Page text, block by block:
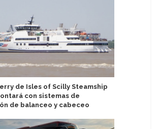
de Isles of Scilly Steamship
con sistemas de
de balanceo y cabeceo